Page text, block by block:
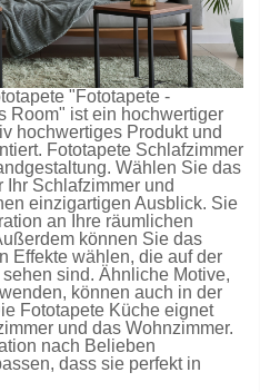
"Fototapete -
Room" ist ein hochwertiger
hochwertiges Produkt und
Fototapete Schlafzimmer
Wählen Sie das
Schlafzimmer und
einzigartigen Ausblick. Sie
an Ihre räumlichen
können Sie das
Effekte wählen, die auf der
sehen sind. Ähnliche Motive,
können auch in der
Fototapete Küche eignet
und das Wohnzimmer.
nach Belieben
dass sie perfekt in